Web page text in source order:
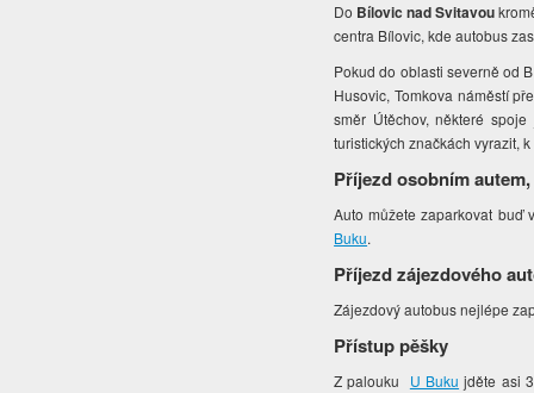
Do Bílovic nad Svitavou
centra Bílovic, kde autobus
Pokud do oblasti severně od
Husovic, Tomkova náměstí
směr Útěchov, některé
turistických značkách vyrazit,
Příjezd osobním
Auto můžete zaparkovat buď
Buku.
Příjezd zájezdového
Zájezdový autobus nejlépe
Přístup pěšky
Z palouku U Buku jděte asi